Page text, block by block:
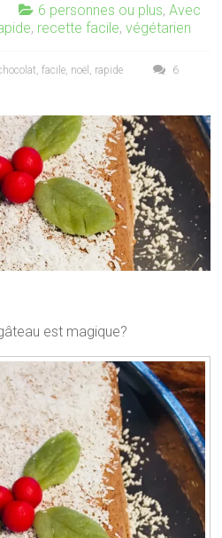
6 personnes ou plus,Avec
, recette facile,végétarien
,facile, noël , rapide
6
est magique?